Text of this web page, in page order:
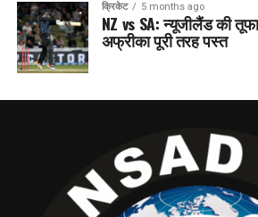
क्रिकेट 5 months ago
NZ vs SA: न्यूजीलैंड की
अफ्रीका पूरी तरह पस्त